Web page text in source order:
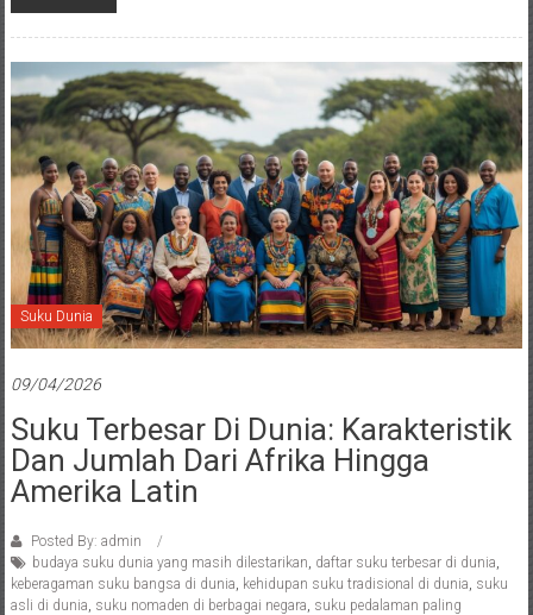
Suku Dunia
09/04/2026
Suku Terbesar Di Dunia: Karakteristik
Dan Jumlah Dari Afrika Hingga
Amerika Latin
Posted By: admin
budaya suku dunia yang masih dilestarikan daftar suku terbesar di dunia
keberagaman suku bangsa di dunia kehidupan suku tradisional di dunia suku
asli di dunia suku nomaden di berbagai negara suku pedalaman paling